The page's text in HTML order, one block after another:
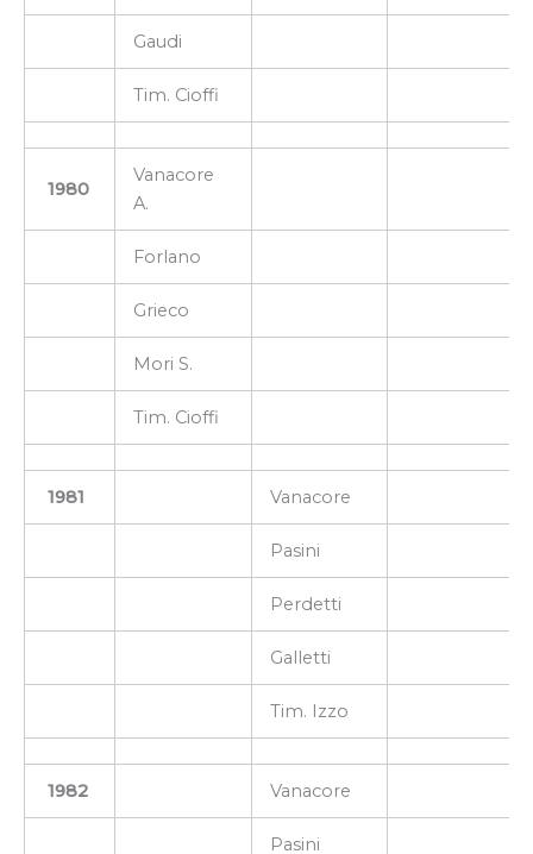
Gaudi
Tim. Cioffi
1980
Vanacore
A.
Forlano
Grieco
Mori S.
Tim. Cioffi
1981 Vanacore
Pasini
Perdetti
Galletti
Tim. Izzo
1982 Vanacore
Pasini